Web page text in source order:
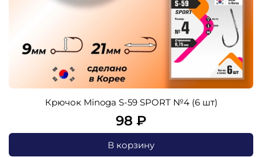
Крючок Minoga S-59 SPORT №4 (6 шт)
98 ₽
В корзину